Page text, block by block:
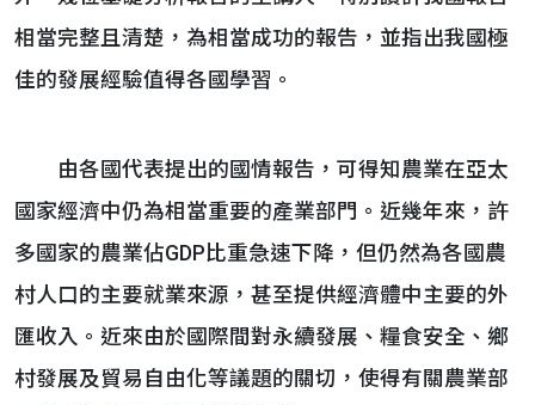
相當完整且清楚，為相當成功的報告，並指出我國極
佳的發展經驗值得各國學習。
由各國代表提出的國情報告，可得知農業在亞太
國家經濟中仍為相當重要的產業部門。近幾年來，許
多國家的農業佔GDP比重急速下降，但仍然為各國農
村人口的主要就業來源，甚至提供經濟體中主要的外
匯收入。近來由於國際間對永續發展、糧食安全、鄉
村發展及貿易自由化等議題的關切，使得有關農業部